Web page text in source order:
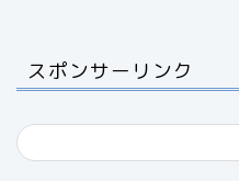
スポンサーリンク